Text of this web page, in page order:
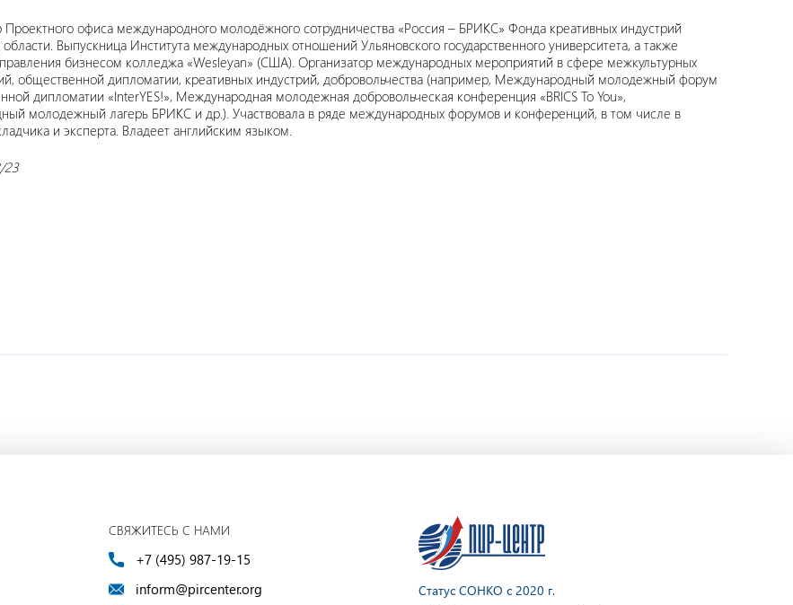
Проектного офиса международного молодёжного сотрудничества «Россия – БРИКС» Фонда креативных индустрий
Выпускница Института международных отношений Ульяновского государственного университета, а также
бизнесом колледжа «Wesleyan» (США). Организатор международных мероприятий в сфере межкультурных
общественной дипломатии, креативных индустрий, добровольчества (например, Международный молодежный форум
дипломатии «InterYES!», Международная молодежная добровольческая конференция «BRICS To You»,
молодежный лагерь БРИКС и др.). Участвовала в ряде международных форумов и конференций, в том числе в
и эксперта. Владеет английским языком.
23
СВЯЖИТЕСЬ С НАМИ
+7 (495) 987-19-15
inform@pircenter.org
Статус СОНКО с 2020 г.